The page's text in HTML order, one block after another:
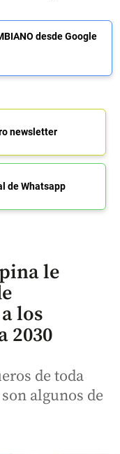
desde Google
newsletter
de Whatsapp
le
los
2030
de toda
algunos de